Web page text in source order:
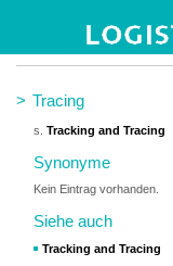
> Tracing
s. Tracking and Tracing
Synonyme
Kein Eintrag vorhanden.
Siehe auch
Tracking and Tracing